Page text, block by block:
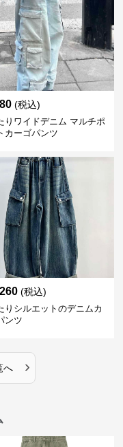
(税込)
りワイドデニム マルチポ
カーゴパンツ
(税込)
りシルエットのデニムカ
ンツ
へ ›